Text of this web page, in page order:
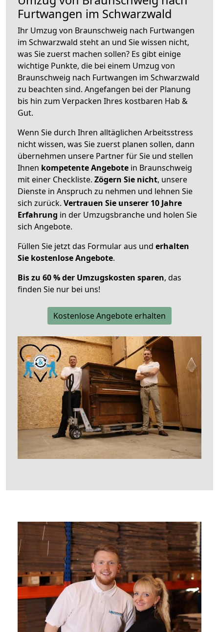
Furtwangen im Schwarzwald
Ihr Umzug von Braunschweig nach Furtwangen
im Schwarzwald steht an und Sie wissen nicht,
was Sie zuerst machen sollen? Es gibt einige
wichtige Punkte, die bei einem Umzug von
Braunschweig nach Furtwangen im Schwarzwald
zu beachten sind. Angefangen bei der Planung
bis hin zum Verpacken Ihres kostbaren Hab &
Gut.
Wenn Sie durch Ihren alltäglichen Arbeitsstress
nicht wissen, was Sie zuerst planen sollen, dann
übernehmen unsere Partner für Sie und stellen
Ihnen kompetente Angebote in Braunschweig
mit einer Checkliste. Zögern Sie nicht, unsere
Dienste in Anspruch zu nehmen und lehnen Sie
sich zurück. Vertrauen Sie unserer 10 Jahre
Erfahrung in der Umzugsbranche und holen Sie
sich Angebote.
Füllen Sie jetzt das Formular aus und erhalten
Sie kostenlose Angebote.
Bis zu 60 % der Umzugskosten sparen, das
finden Sie nur bei uns!
Kostenlose Angebote erhalten